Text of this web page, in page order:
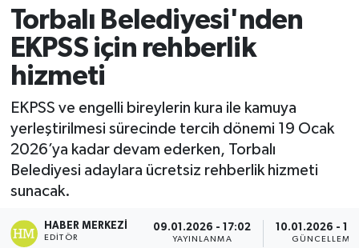
Torbalı Belediyesi'nden
EKPSS için rehberlik
hizmeti
EKPSS ve engelli bireylerin kura ile kamuya
yerleştirilmesi sürecinde tercih dönemi 19 Ocak
2026’ya kadar devam ederken, Torbalı
Belediyesi adaylara ücretsiz rehberlik hizmeti
sunacak.
HABER MERKEZI
EDITÖR
09.01.2026 - 17:02
YAYINLANMA
10.01.2026 -
GÜNCELLEME
İzmir Namaz Vakitleri
İzmir Trafik Yoğunluk Haritası
Süper Lig Puan Durumu ve Fikstür
Tüm Manşetler
Son Dakika Haberleri
Haber Arşivi